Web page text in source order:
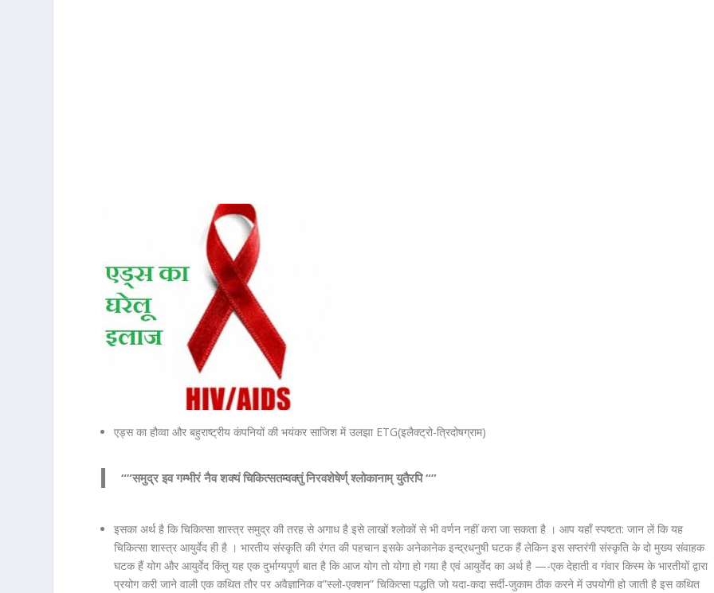
एड्स का हौव्वा और बहुराष्ट्रीय कंपनियों की भयंकर साजिश में उलझा ETG(इलैक्ट्रो-त्रिदोषग्राम)
“”समुद्र इव गम्भीरं नैव शक्यं चिकित्सतम्वक्तुं निरवशेषेर्ण् श्लोकानाम् युतैरपि “”
इसका अर्थ है कि चिकित्सा शास्त्र समुद्र की तरह से अगाध है इसे लाखों श्लोकों से भी वर्णन नहीं करा जा सकता है । आप यहाँ स्पष्टत: जान लें कि यह
चिकित्सा शास्त्र आयुर्वेद ही है । भारतीय संस्कृति की रंगत की पहचान इसके अनेकानेक इन्द्रधनुषी घटक हैं लेकिन इस सप्तरंगी संस्कृति के दो मुख्य संवाहक
घटक हैं योग और आयुर्वेद किंतु यह एक दुर्भाग्यपूर्ण बात है कि आज योग तो योगा हो गया है एवं आयुर्वेद का अर्थ है —-एक देहाती व गंवार किस्म के भारतीयों द्वारा
प्रयोग करी जाने वाली एक कथित तौर पर अवैज्ञानिक व”स्लो-एक्शन” चिकित्सा पद्धति जो यदा-कदा सर्दी-जुकाम ठीक करने में उपयोगी हो जाती है इस कथित